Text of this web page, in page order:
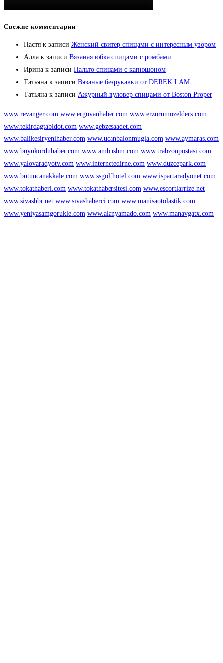
Свежие комментарии
Настя к записи Женский свитер спицами с интересным узором
Алла к записи Вязаная юбка спицами с ромбами
Ирина к записи Пальто спицами с капюшоном
Татьяна к записи Вязаные безрукавки от DEREK LAM
Татьяна к записи Ажурный пуловер спицами от Boston Proper
www.revanger.com www.erguvanhaber.com www.erzurumozelders.com
www.tekirdagtabldot.com www.gebzesaadet.com
www.balikesiryenihaber.com www.ucanbalonmugla.com www.aymaras.com
www.buyukorduhaber.com www.ambushm.com www.trabzonpostasi.com
www.yalovaradyotv.com www.internetedirne.com www.duzcepark.com
www.butuncanakkale.com www.ssgolfhotel.com www.ispartaradyonet.com
www.tokathaberi.com www.tokathabersitesi.com www.escortlarrize.net
www.sivashbr.net www.sivashaberci.com www.manisaotolastik.com
www.yeniyasamgorukle.com www.alanyamado.com www.manavgatx.com